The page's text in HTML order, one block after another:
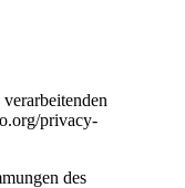
privacy-
des